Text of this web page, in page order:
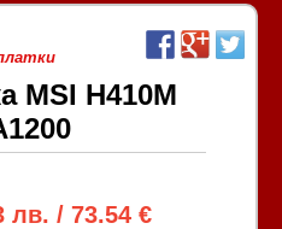
MSI H410M
лв. / 73.54 €